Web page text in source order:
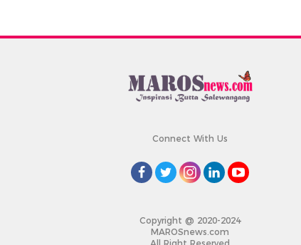
Connect With Us
Copyright @ 2020-2024
MAROSnews.com